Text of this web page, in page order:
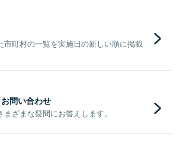
市町村の一覧を実施日の新しい順に掲載
問い合わせ
ざまな疑問にお答えします。